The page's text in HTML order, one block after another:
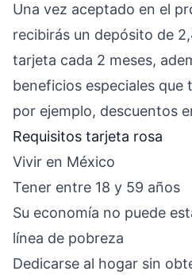
Una vez aceptado en el
recibirás un depósito de
tarjeta cada 2 meses,
beneficios especiales que
por ejemplo, descuentos
Requisitos tarjeta rosa
Vivir en México
Tener entre 18 y 59 años
Su economía no puede
línea de pobreza
Dedicarse al hogar sin